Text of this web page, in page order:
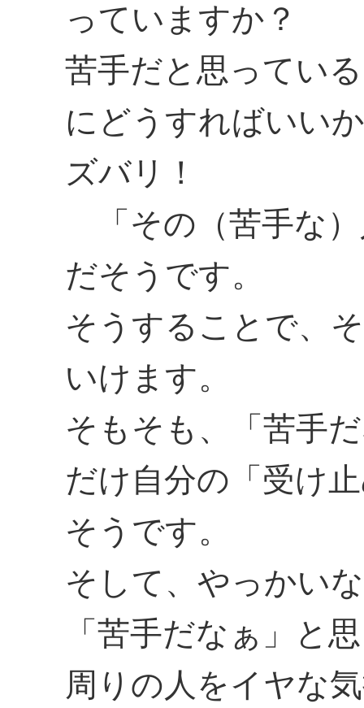
っていますか？
苦手だと思ってい
にどうすればいい
ズバリ！
「その（苦手な
だそうです。
そうすることで、
いけます。
そもそも、「苦手
だけ自分の「受け
そうです。
そして、やっかい
「苦手だなぁ」と
周りの人をイヤな